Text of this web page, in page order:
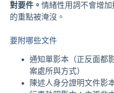
對要件。 情緒性用詞不會增
的重點被淹沒。
要附哪些文件
通知單影本（正反面都
案處所與方式）
陳述人身分證明文件影